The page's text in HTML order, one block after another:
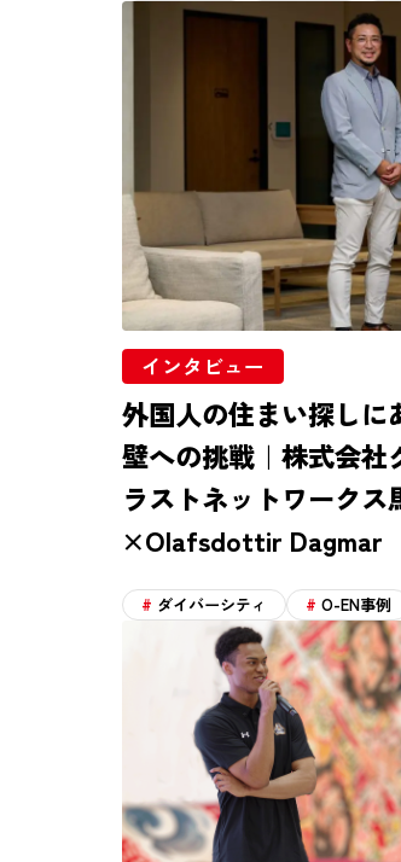
インタビュー
外国人の住まい探しに
壁への挑戦｜株式会社
ラストネットワークス
×Olafsdottir Dagmar
ダイバーシティ O-EN事例